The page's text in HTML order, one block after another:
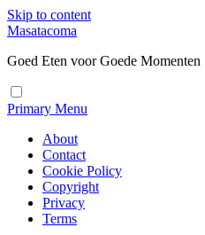
Skip to content
Masatacoma
Goed Eten voor Goede Momenten
Primary Menu
About
Contact
Cookie Policy
Copyright
Privacy
Terms